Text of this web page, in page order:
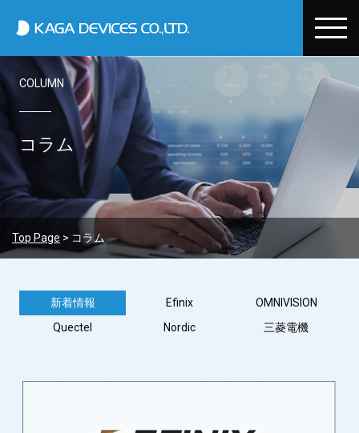
加賀デバイ
Who We Are
About Us
Message from President
Corporate Information
Electronic Public Notice
Business field
Device Business Division
Semiconductor & Electronic Components Business
Environmental Development Business
System Design / Development & Technical Support
Electronic Device Sales
Manufacturers
Efinix
Quectel
Nordic
Mitsubishi Electric
Environment & CSR
CSR Basic Policy and Code of Conduct
Privacy Policy
Careers
Mid Career
A
COLUMN
コラム
Top Page > コラム
新着情報 Efinix
OMNIVISION
Quectel
Nordic 三菱電機